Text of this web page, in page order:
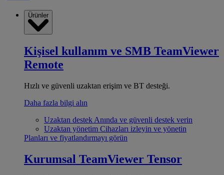
Ürünler
Kişisel kullanım ve SMB TeamViewer
Remote
Hızlı ve güvenli uzaktan erişim ve BT desteği.
Daha fazla bilgi alın
Uzaktan destek Anında ve güvenli destek verin
Uzaktan yönetim Cihazları izleyin ve yönetin
Planları ve fiyatlandırmayı görün
Kurumsal TeamViewer Tensor